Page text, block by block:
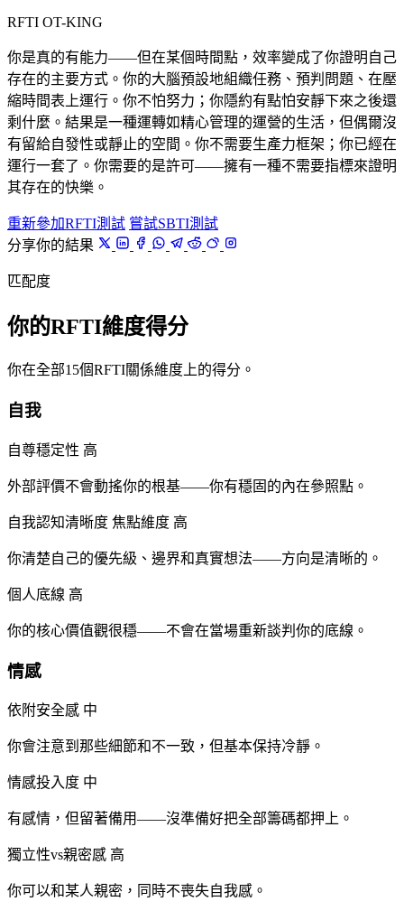
RFTI OT-KING
你是真的有能力——但在某個時間點，效率變成了你證明自己
存在的主要方式。你的大腦預設地組織任務、預判問題、在壓
縮時間表上運行。你不怕努力；你隱約有點怕安靜下來之後還
剩什麼。結果是一種運轉如精心管理的運營的生活，但偶爾沒
有留給自發性或靜止的空間。你不需要生產力框架；你已經在
運行一套了。你需要的是許可——擁有一種不需要指標來證明
其存在的快樂。
重新參加RFTI測試 嘗試SBTI測試
分享你的結果
匹配度
你的RFTI維度得分
你在全部15個RFTI關係維度上的得分。
自我
自尊穩定性 高
外部評價不會動搖你的根基——你有穩固的內在參照點。
自我認知清晰度 焦點維度 高
你清楚自己的優先級、邊界和真實想法——方向是清晰的。
個人底線 高
你的核心價值觀很穩——不會在當場重新談判你的底線。
情感
依附安全感 中
你會注意到那些細節和不一致，但基本保持冷靜。
情感投入度 中
有感情，但留著備用——沒準備好把全部籌碼都押上。
獨立性vs親密感 高
你可以和某人親密，同時不喪失自我感。